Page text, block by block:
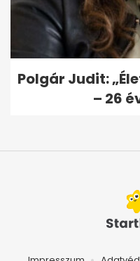
Polgár Judit:
– 26